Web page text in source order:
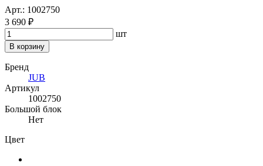
Арт.: 1002750
3 690 ₽
шт
В корзину
Бренд
JUB
Артикул
1002750
Большой блок
Нет
Цвет